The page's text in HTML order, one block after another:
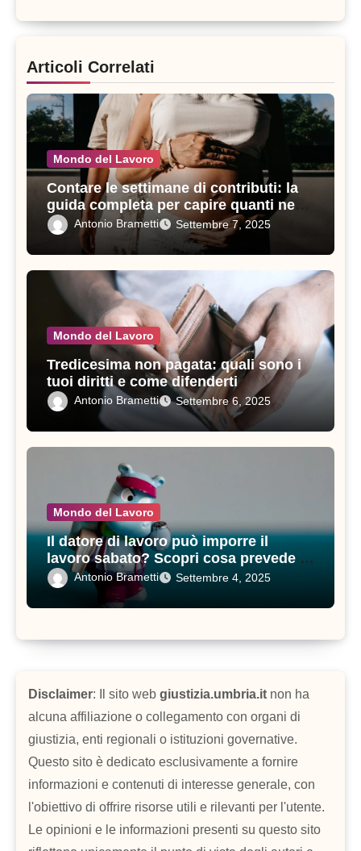
Articoli Correlati
Mondo del Lavoro
Contare le settimane di contributi: la
guida completa per capire quanti ne
servono in un anno
Antonio Brametti Settembre 7, 2025
Mondo del Lavoro
Tredicesima non pagata: quali sono i
tuoi diritti e come difenderti
Antonio Brametti Settembre 6, 2025
Mondo del Lavoro
Il datore di lavoro può imporre il
lavoro sabato? Scopri cosa prevede il
contratto di lavoro
Antonio Brametti Settembre 4, 2025
Disclaimer: Il sito web giustizia.umbria.it non ha
alcuna affiliazione o collegamento con organi di
giustizia, enti regionali o istituzioni governative.
Questo sito è dedicato esclusivamente a fornire
informazioni e contenuti di interesse generale, con
l'obiettivo di offrire risorse utili e rilevanti per l'utente.
Le opinioni e le informazioni presenti su questo sito